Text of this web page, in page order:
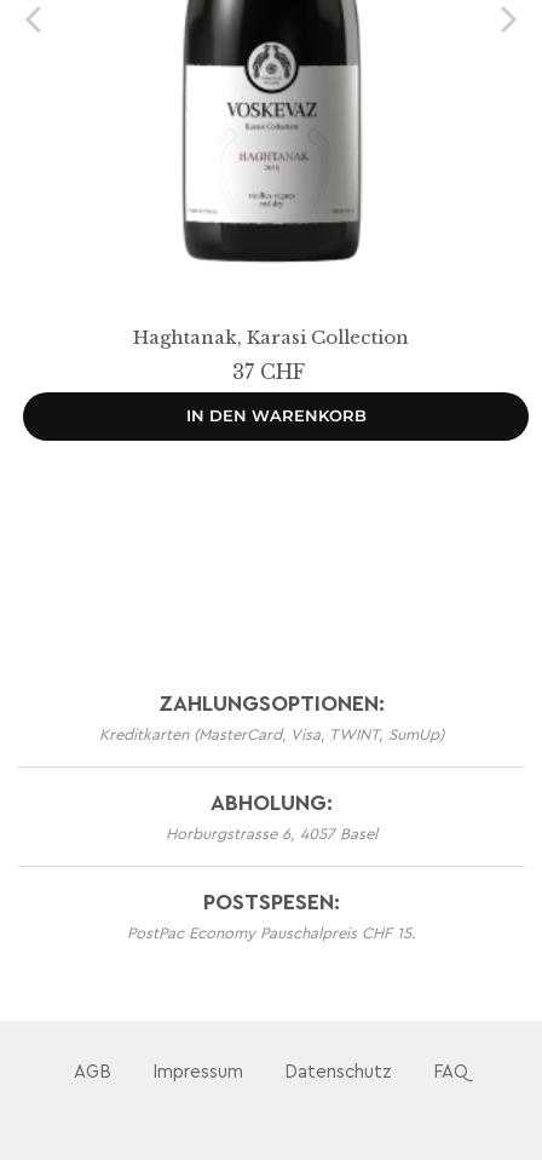
Haghtanak, Karasi Collection
37 CHF
IN DEN WARENKORB
ZAHLUNGSOPTIONEN:
Kreditkarten (MasterCard, Visa, TWINT, SumUp)
ABHOLUNG:
Horburgstrasse 6, 4057 Basel
POSTSPESEN:
PostPac Economy Pauschalpreis CHF 15.
AGB Impressum Datenschutz FAQ